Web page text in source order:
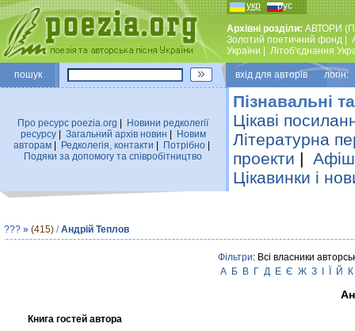
укр рус
Архівні розділи: АВТОРИ
Золотий поетичний фонд
України
Лiтоб'єднання
пошук вхiд для авторiв логін:
Про ресурс poezia.org
Новини редколегiї
ресурсу| Загальний архiв новин
Новим
авторам
Редколегiя, контакти Потрiбно
Подяки за допомогу та співробітництво
Пізнавальні
Цікаві
Літературна
проекти |
Цікавинки і
??? » (415) /Андрій Теплов
Фільтри: Всі власники
А Б В Г Д Е Є Ж З Й К
Книга гостей автора